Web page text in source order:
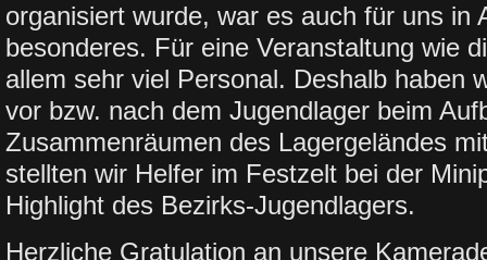
organisiert wurde, war es auch für uns in
besonderes. Für eine Veranstaltung wie
allem sehr viel Personal. Deshalb haben
vor bzw. nach dem Jugendlager beim
Zusammenräumen des Lagergeländes
stellten wir Helfer im Festzelt bei der
Highlight des Bezirks-Jugendlagers.
Herzliche Gratulation an unsere